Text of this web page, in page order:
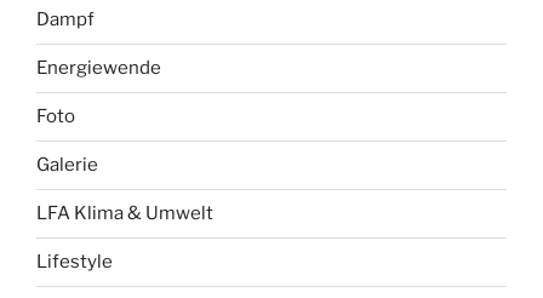
Dampf
Energiewende
Foto
Galerie
LFA Klima & Umwelt
Lifestyle